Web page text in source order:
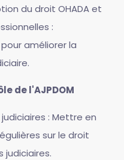
du droit OHADA et
:
améliorer la
de l'AJPDOM
: Mettre en
sur le droit
judiciaires.